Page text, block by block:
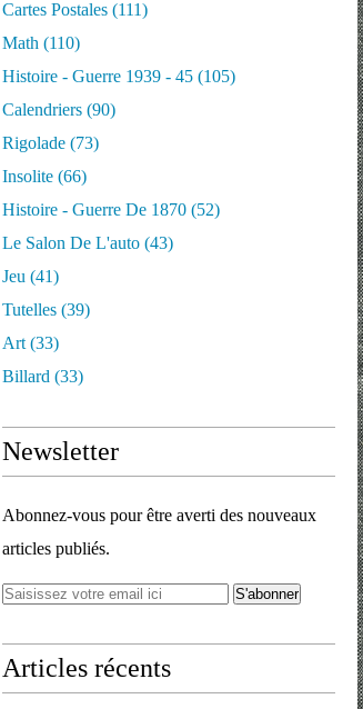
Cartes Postales (111)
Math (110)
Histoire - Guerre 1939 - 45 (105)
Calendriers (90)
Rigolade (73)
Insolite (66)
Histoire - Guerre De 1870 (52)
Le Salon De L'auto (43)
Jeu (41)
Tutelles (39)
Art (33)
Billard (33)
Newsletter
Abonnez-vous pour être averti des nouveaux
articles publiés.
Articles récents